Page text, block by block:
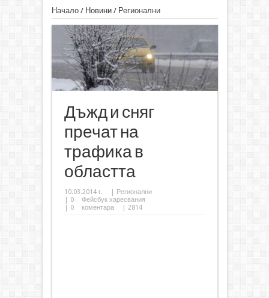
Начало/ Новини/ Регионални
Дъжд и сняг
пречат на
трафика в
областта
10.03.2014 г. | Регионални
| 0
Фейсбук харесвания
| 0 коментара | 2814